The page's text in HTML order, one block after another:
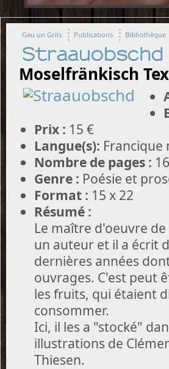
Gau un Griis Publications Bibliothèque
Straauobschd
Moselfränkisch
Prix : 15 €
Langue(s): Francique
Nombre de pages :
Genre : Poésie et
Format : 15 x 22
Résumé :
Le maître d'oeuvre
un auteur et il a écrit
dernières années
ouvrages. C'est peut
les fruits, qui étaient
consommer.
Ici, il les a "stocké"
illustrations de
Thiesen.